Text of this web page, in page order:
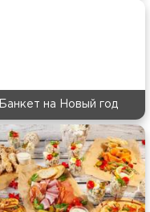
Банкет на Новый год